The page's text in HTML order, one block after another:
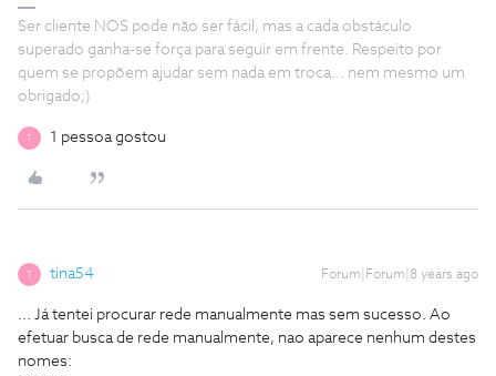
Ser cliente NOS pode não ser fácil, mas a cada obstáculo
superado ganha-se força para seguir em frente. Respeito por
quem se propõem ajudar sem nada em troca... nem mesmo um
obrigado;)
T 1 pessoa gostou
T tina54 Forum|Forum|8 years ago
... Já tentei procurar rede manualmente mas sem sucesso. Ao
efetuar busca de rede manualmente, nao aparece nenhum destes
nomes: